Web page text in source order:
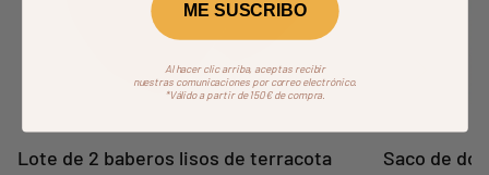
Lote de 2 baberos lisos de terracota
Saco de
ME SUSCRIBO
Al hacer clic arriba, aceptas recibir
nuestras comunicaciones por correo electrónico.
*Válido a partir de 150€ de compra.